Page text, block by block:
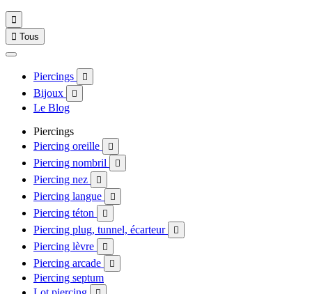

 Tous
Piercings 
Bijoux 
Le Blog
Piercings
Piercing oreille

Piercing nombril 
Piercing nez 
Piercing langue 
Piercing téton 
Piercing plug, tunnel, écarteur 
Piercing lèvre 
Piercing arcade 
Piercing septum